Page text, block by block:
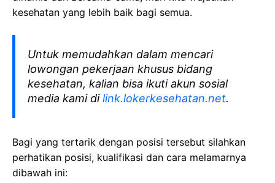
kesehatan yang lebih baik bagi semua.
Untuk memudahkan dalam mencari
lowongan pekerjaan khusus bidang
kesehatan, kalian bisa ikuti akun sosial
media kami dilink.lokerkesehatan.net.
Bagi yang tertarik dengan posisi tersebut silahkan
perhatikan posisi, kualifikasi dan cara melamarnya
dibawah ini: